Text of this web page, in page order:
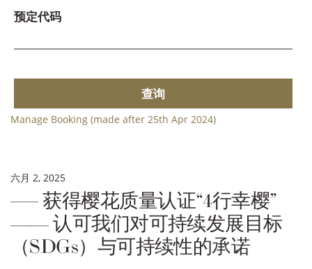
预定代码
查询
Manage Booking (made after 25th Apr 2024)
六月 2, 2025
获得樱花质量认证“4行幸樱”
—— 认可我们对可持续发展目标
（SDGs）与可持续性的承诺